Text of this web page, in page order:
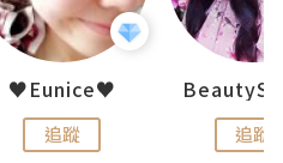
♥Eunice♥
追蹤 追蹤